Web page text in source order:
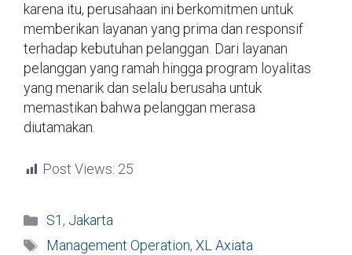
karena itu, perusahaan ini berkomitmen untuk
memberikan layanan yang prima dan responsif
terhadap kebutuhan pelanggan. Dari layanan
pelanggan yang ramah hingga program loyalitas
yang menarik dan selalu berusaha untuk
memastikan bahwa pelanggan merasa
diutamakan.
Post Views: 25
Kategori
S1 , Jakarta
Tag
Management Operation, XL Axiata